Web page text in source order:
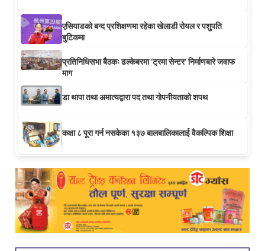
एसियाडको बन्द प्रशिक्षणमा रहेका खेलाडी रोयल र पशुपति
बुटिकमा
प्रतिनिधिसभा बैठकः ढल्केबरमा ‘ट्रमा सेन्टर’ निर्माणबारे जवाफ
माग
डा थापा तथा अमात्यद्वारा पद तथा गोपनीयताको शपथ
कक्षा ८ पूरा गर्न नसकेका १३७ बालबालिकालाई वैकल्पिक शिक्षा